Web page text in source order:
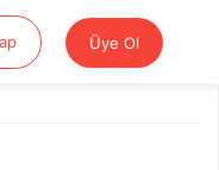
Giriş Yap Üye Ol